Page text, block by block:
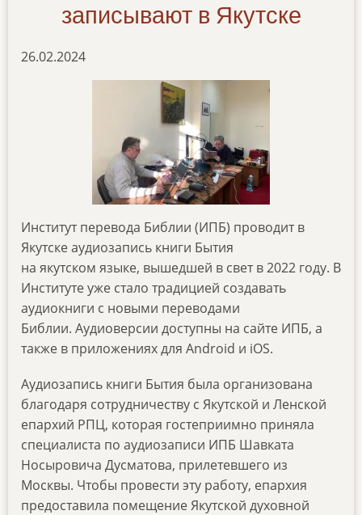
записывают в Якутске
26.02.2024
Институт перевода Библии (ИПБ) проводит в
Якутске аудиозапись книги Бытия
на якутском языке, вышедшей в свет в 2022 году. В
Институте уже стало традицией создавать
аудиокниги с новыми переводами
Библии. Аудиоверсии доступны на сайте ИПБ, а
также в приложениях для Android и iOS.
Аудиозапись книги Бытия была организована
благодаря сотрудничеству с Якутской и Ленской
епархий РПЦ, которая гостеприимно приняла
специалиста по аудиозаписи ИПБ Шавката
Носыровича Дусматова, прилетевшего из
Москвы. Чтобы провести эту работу, епархия
предоставила помещение Якутской духовной